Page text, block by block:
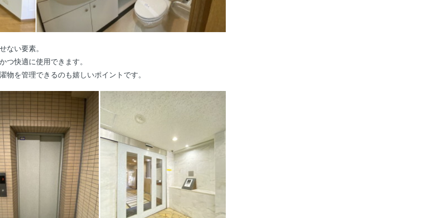
ない要素。
つ快適に使用できます。
を管理できるのも嬉しいポイントです。